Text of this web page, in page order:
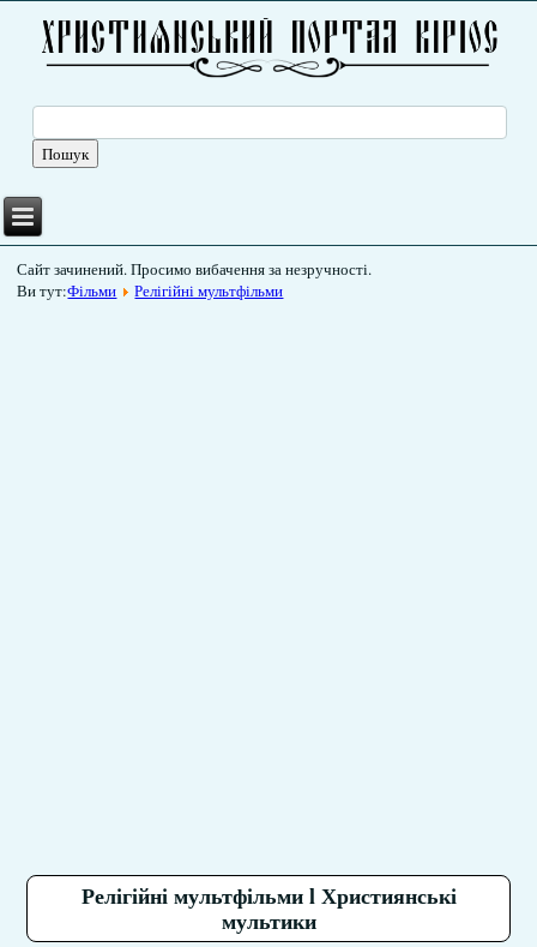
Сайт зачинений. Просимо вибачення за незручності.
Ви тут:Фільми Релігійні мультфільми
Релігійні мультфільми l Християнські
мультики